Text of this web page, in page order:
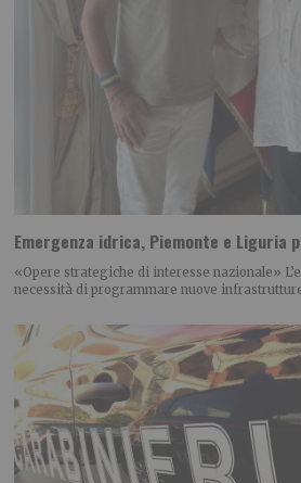
Emergenza idrica, Piemonte e Liguria
«Opere strategiche di interesse nazionale»
necessità di programmare nuove